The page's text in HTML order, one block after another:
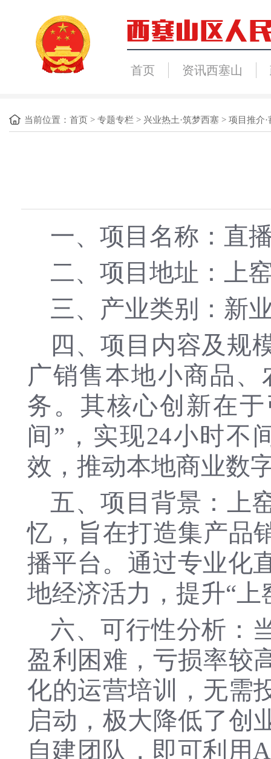
首页 资讯西塞山
当前位置： 首页 > 专题专栏 > 兴业热土·筑梦西塞 > 项目推介
一、项目名称：直
二、项目地址：上
三、产业类别：新
四、项目内容及规
广销售本地小商品
务。其核心创新在
间”，实现24小时不
效，推动本地商业数
五、项目背景：上
忆，旨在打造集产品
播平台。通过专业化
地经济活力，提升“
六、可行性分析：
盈利困难，亏损率较
化的运营培训，无需
启动，极大降低了创
自建团队，即可利用